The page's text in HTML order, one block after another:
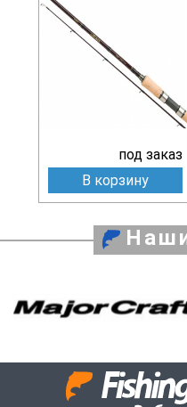
под заказ
В корзину